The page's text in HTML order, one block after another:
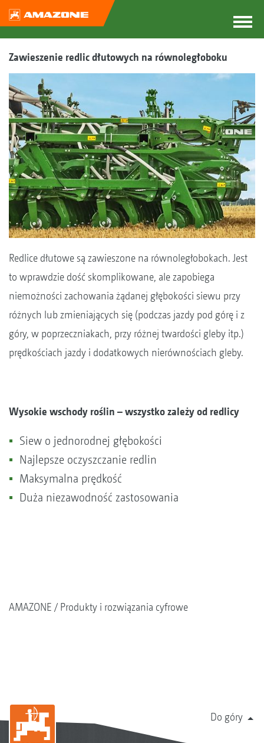
Zawieszenie redlic dłutowych na równoległoboku
Redlice dłutowe są zawieszone na równoległobokach. Jest
to wprawdzie dość skomplikowane, ale zapobiega
niemożności zachowania żądanej głębokości siewu przy
różnych lub zmieniających się (podczas jazdy pod górę i z
góry, w poprzeczniakach, przy różnej twardości gleby itp.)
prędkościach jazdy i dodatkowych nierównościach gleby.
Wysokie wschody roślin – wszystko zależy od redlicy
Siew o jednorodnej głębokości
Najlepsze oczyszczanie redlin
Maksymalna prędkość
Duża niezawodność zastosowania
AMAZONE Produkty i rozwiązania cyfrowe
Do góry